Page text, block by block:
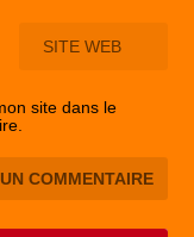
site dans le